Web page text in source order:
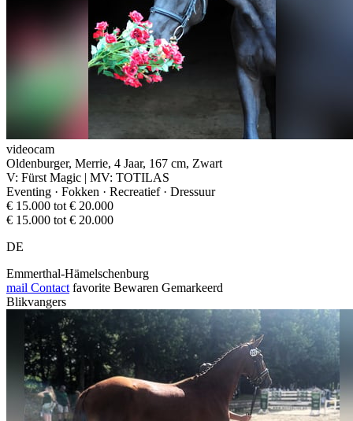
videocam
Oldenburger, Merrie, 4 Jaar, 167 cm, Zwart
V: Fürst Magic | MV: TOTILAS
Eventing · Fokken · Recreatief · Dressuur
€ 15.000 tot € 20.000
€ 15.000 tot € 20.000
DE
Emmerthal-Hämelschenburg
mail Contact favorite Bewaren Gemarkeerd
Blikvangers